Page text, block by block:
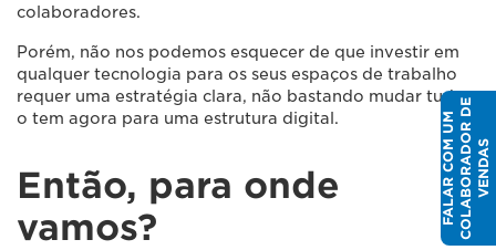
colaboradores.
Porém, não nos podemos esquecer de que investir em
qualquer tecnologia para os seus espaços de trabalho
requer uma estratégia clara, não bastando mudar tudo
o tem agora para uma estrutura digital.
Então, para onde
vamos?
F
A
L
A
R
C
O M
U
M
C
O
L
A
B
O
R
A
D
O
R
DE
V
E
N
D
A S